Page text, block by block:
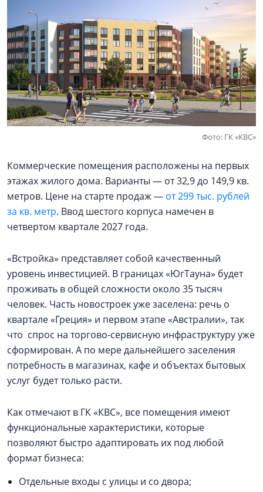
Фото: ГК «КВС»
Коммерческие помещения расположены на первых
этажах жилого дома. Варианты — от 32,9 до 149,9 кв.
метров. Цене на старте продаж — от 299 тыс. рублей
за кв. метр. Ввод шестого корпуса намечен в
четвертом квартале 2027 года.
«Встройка» представляет собой качественный
уровень инвестицией. В границах «ЮгТауна» будет
проживать в общей сложности около 35 тысяч
человек. Часть новостроек уже заселена: речь о
квартале «Греция» и первом этапе «Австралии», так
что спрос на торгово-сервисную инфраструктуру уже
сформирован. А по мере дальнейшего заселения
потребность в магазинах, кафе и объектах бытовых
услуг будет только расти.
Как отмечают в ГК «КВС», все помещения имеют
функциональные характеристики, которые
позволяют быстро адаптировать их под любой
формат бизнеса:
Отдельные входы с улицы и со двора;